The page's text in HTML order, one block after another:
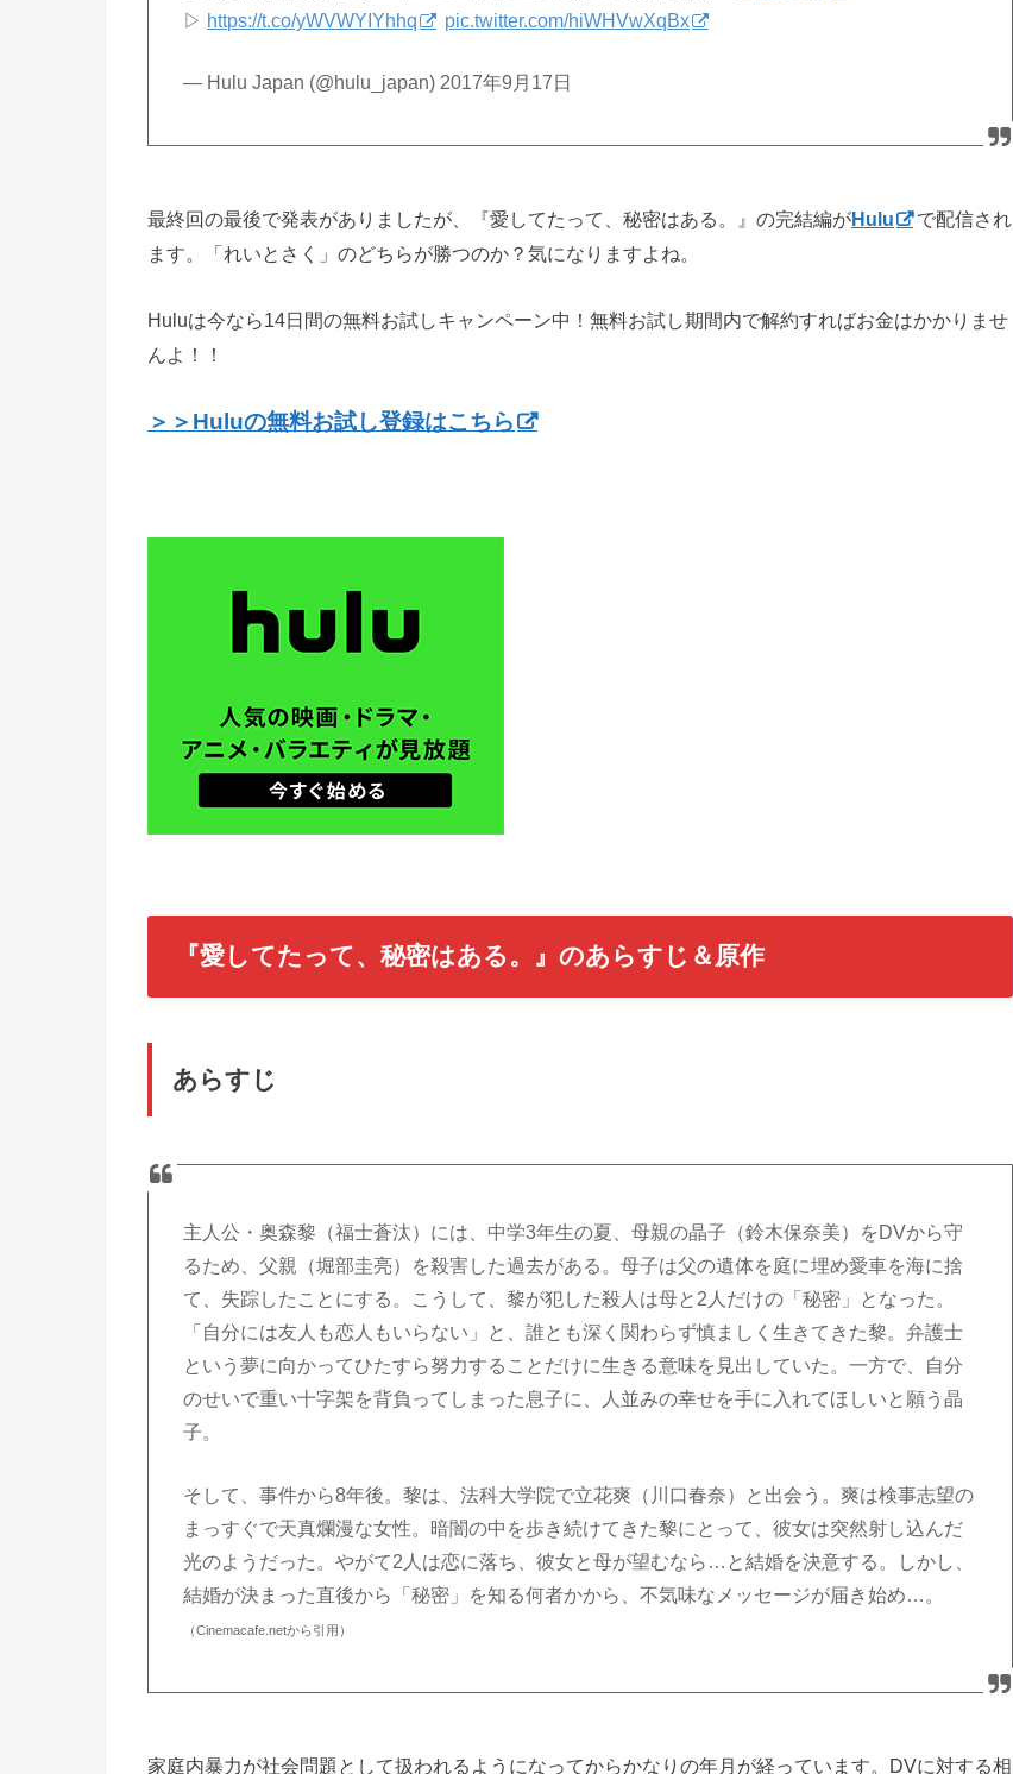
▷ https://t.co/yWVWYIYhhq pic.twitter.com/hiWHVwXqBx
— Hulu Japan (@hulu_japan) 2017年9月17日
最終回の最後で発表がありましたが、『愛してたって、秘密はある。』の完結編がHulu
で配信され
ます。「れいとさく」のどちらが勝つのか？気になりますよね。
Huluは今なら14日間の無料お試しキャンペーン中！無料お試し期間内で解約すればお金はかかりませ
んよ！！
＞＞Huluの無料お試し登録はこちら
『愛してたって、秘密はある。』のあらすじ＆原作
あらすじ
主人公・奥森黎（福士蒼汰）には、中学3年生の夏、母親の晶子（鈴木保奈美）をDVから守
るため、父親（堀部圭亮）を殺害した過去がある。母子は父の遺体を庭に埋め愛車を海に捨
て、失踪したことにする。こうして、黎が犯した殺人は母と2人だけの「秘密」となった。
「自分には友人も恋人もいらない」と、誰とも深く関わらず慎ましく生きてきた黎。弁護士
という夢に向かってひたすら努力することだけに生きる意味を見出していた。一方で、自分
のせいで重い十字架を背負ってしまった息子に、人並みの幸せを手に入れてほしいと願う晶
子。
そして、事件から8年後。黎は、法科大学院で立花爽（川口春奈）と出会う。爽は検事志望の
まっすぐで天真爛漫な女性。暗闇の中を歩き続けてきた黎にとって、彼女は突然射し込んだ
光のようだった。やがて2人は恋に落ち、彼女と母が望むなら…と結婚を決意する。しかし、
結婚が決まった直後から「秘密」を知る何者かから、不気味なメッセージが届き始め…。
（Cinemacafe.netから引用）
家庭内暴力が社会問題として扱われるようになってからかなりの年月が経っています。DVに対する相